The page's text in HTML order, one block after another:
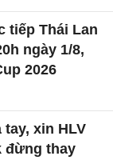
tiếp Thái Lan
ngày 1/8,
2026
xin HLV
đừng thay